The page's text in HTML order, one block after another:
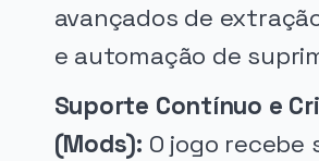
avançados de
e automação de
Suporte Contínuo e
(Mods): O jogo recebe